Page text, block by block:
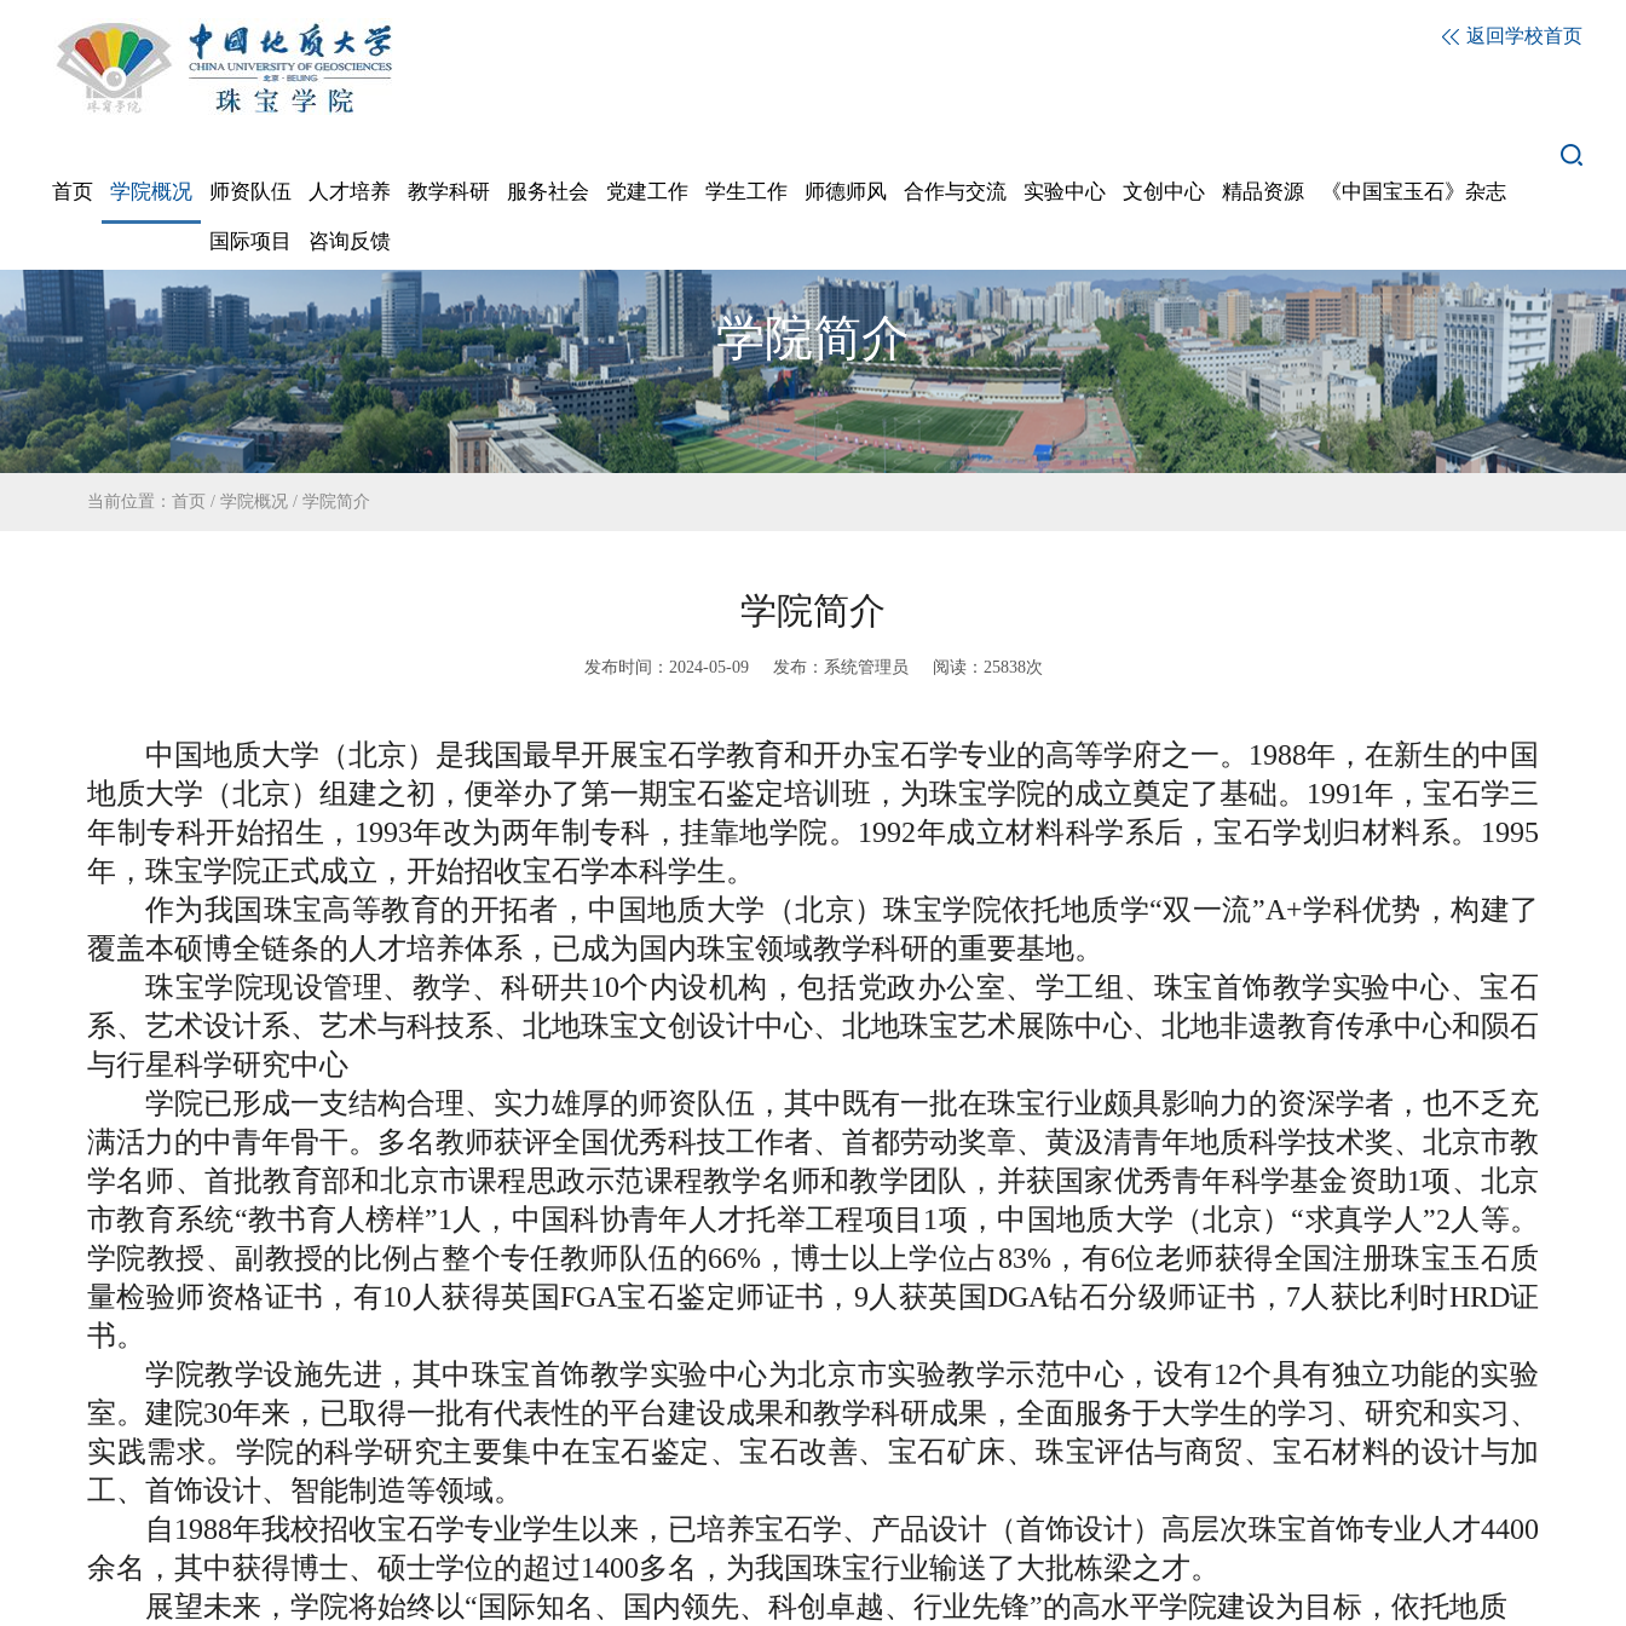
返回学校首页
首页 学院概况 师资队伍 人才培养 教学科研 服务社会 党建工作 学生工作 师德师风 合作与交流 实验中心 文创中心 精品资源 《中国宝玉石》杂志
国际项目 咨询反馈
学院简介
当前位置： 首页 / 学院概况 / 学院简介
学院简介
发布时间：2024-05-09 发布：系统管理员 阅读： 25838次
中国地质大学（北京）是我国最早开展宝石学教育和开办宝石学专业的高等学府之一。1988年，在新生的中国
地质大学（北京）组建之初，便举办了第一期宝石鉴定培训班，为珠宝学院的成立奠定了基础。1991年，宝石学三
年制专科开始招生，1993年改为两年制专科，挂靠地学院。1992年成立材料科学系后，宝石学划归材料系。1995
年，珠宝学院正式成立，开始招收宝石学本科学生。
作为我国珠宝高等教育的开拓者，中国地质大学（北京）珠宝学院依托地质学“双一流”A+学科优势，构建了
覆盖本硕博全链条的人才培养体系，已成为国内珠宝领域教学科研的重要基地。
珠宝学院现设管理、教学、科研共10个内设机构，包括党政办公室、学工组、珠宝首饰教学实验中心、宝石
系、艺术设计系、艺术与科技系、北地珠宝文创设计中心、北地珠宝艺术展陈中心、北地非遗教育传承中心和陨石
与行星科学研究中心
学院已形成一支结构合理、实力雄厚的师资队伍，其中既有一批在珠宝行业颇具影响力的资深学者，也不乏充
满活力的中青年骨干。多名教师获评全国优秀科技工作者、首都劳动奖章、黄汲清青年地质科学技术奖、北京市教
学名师、首批教育部和北京市课程思政示范课程教学名师和教学团队，并获国家优秀青年科学基金资助1项、北京
市教育系统“教书育人榜样”1人，中国科协青年人才托举工程项目1项，中国地质大学（北京）“求真学人”2人等。
学院教授、副教授的比例占整个专任教师队伍的66%，博士以上学位占83%，有6位老师获得全国注册珠宝玉石质
量检验师资格证书，有10人获得英国FGA宝石鉴定师证书，9人获英国DGA钻石分级师证书，7人获比利时HRD证
书。
学院教学设施先进，其中珠宝首饰教学实验中心为北京市实验教学示范中心，设有12个具有独立功能的实验
室。建院30年来，已取得一批有代表性的平台建设成果和教学科研成果，全面服务于大学生的学习、研究和实习、
实践需求。学院的科学研究主要集中在宝石鉴定、宝石改善、宝石矿床、珠宝评估与商贸、宝石材料的设计与加
工、首饰设计、智能制造等领域。
自1988年我校招收宝石学专业学生以来，已培养宝石学、产品设计（首饰设计）高层次珠宝首饰专业人才4400
余名，其中获得博士、硕士学位的超过1400多名，为我国珠宝行业输送了大批栋梁之才。
展望未来，学院将始终以“国际知名、国内领先、科创卓越、行业先锋”的高水平学院建设为目标，依托地质